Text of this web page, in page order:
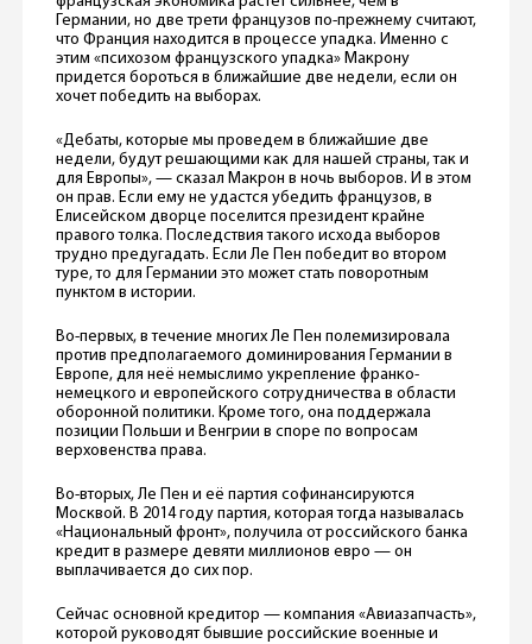
Германии, но две трети французов по-прежнему считают,
что Франция находится в процессе упадка. Именно с
этим «психозом французского упадка» Макрону
придется бороться в ближайшие две недели, если он
хочет победить на выборах.
«Дебаты, которые мы проведем в ближайшие две
недели, будут решающими как для нашей страны, так и
для Европы», — сказал Макрон в ночь выборов. И в этом
он прав. Если ему не удастся убедить французов, в
Елисейском дворце поселится президент крайне
правого толка. Последствия такого исхода выборов
трудно предугадать. Если Ле Пен победит во втором
туре, то для Германии это может стать поворотным
пунктом в истории.
Во-первых, в течение многих Ле Пен полемизировала
против предполагаемого доминирования Германии в
Европе, для неё немыслимо укрепление франко-
немецкого и европейского сотрудничества в области
оборонной политики. Кроме того, она поддержала
позиции Польши и Венгрии в споре по вопросам
верховенства права.
Во-вторых, Ле Пен и её партия софинансируются
Москвой. В 2014 году партия, которая тогда называлась
«Национальный фронт», получила от российского банка
кредит в размере девяти миллионов евро — он
выплачивается до сих пор.
Сейчас основной кредитор — компания «Авиазапчасть»,
которой руководят бывшие российские военные и